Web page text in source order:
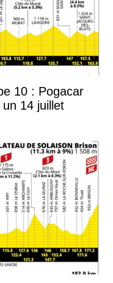
10 : Pogacar
14 juillet